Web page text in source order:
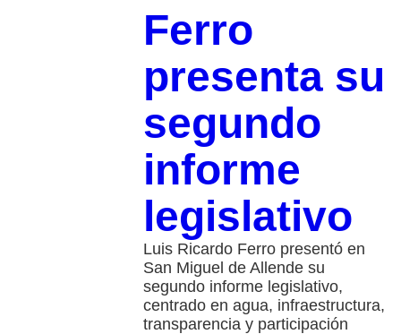
Ferro
presenta su
segundo
informe
legislativo
Luis Ricardo Ferro presentó en
San Miguel de Allende su
segundo informe legislativo,
centrado en agua, infraestructura,
transparencia y participación